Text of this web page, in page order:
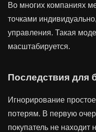
Во многих компаниях
точками
управления. Такая
масштабируется.
Последствия для
Игнорирование
потерям. В первую
покупатель не находит